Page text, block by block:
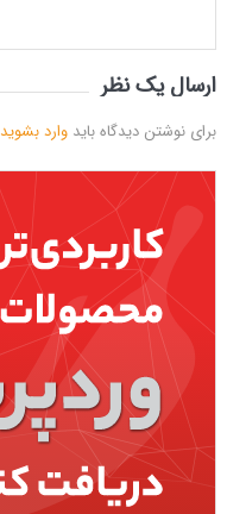
ارسال یک نظر
برای نوشتن دیدگاه باید وارد بشوید